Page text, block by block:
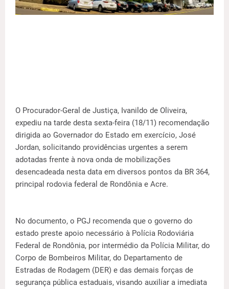
O Procurador-Geral de Justiça, Ivanildo de Oliveira,
expediu na tarde desta sexta-feira (18/11) recomendação
dirigida ao Governador do Estado em exercício, José
Jordan, solicitando providências urgentes a serem
adotadas frente à nova onda de mobilizações
desencadeada nesta data em diversos pontos da BR 364,
principal rodovia federal de Rondônia e Acre.
No documento, o PGJ recomenda que o governo do
estado preste apoio necessário à Polícia Rodoviária
Federal de Rondônia, por intermédio da Polícia Militar, do
Corpo de Bombeiros Militar, do Departamento de
Estradas de Rodagem (DER) e das demais forças de
segurança pública estaduais, visando auxiliar a imediata